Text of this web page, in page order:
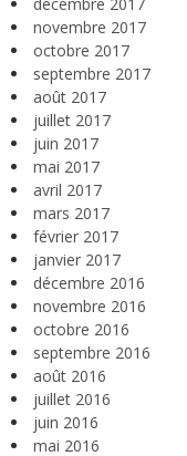
novembre 2017
octobre 2017
septembre 2017
août 2017
juillet 2017
juin 2017
mai 2017
avril 2017
mars 2017
février 2017
janvier 2017
décembre 2016
novembre 2016
octobre 2016
septembre 2016
août 2016
juillet 2016
juin 2016
mai 2016